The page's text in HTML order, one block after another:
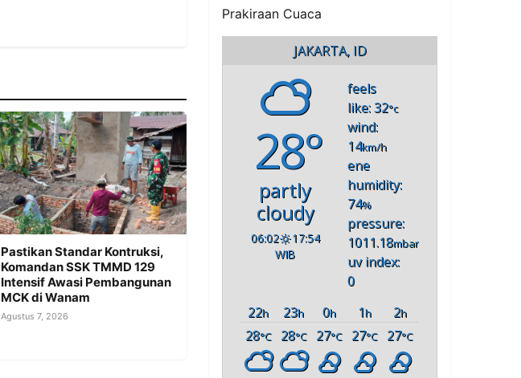
Pastikan Standar Kontruksi,
Komandan SSK TMMD 129
Intensif Awasi Pembangunan
MCK di Wanam
Agustus 7, 2026
Prakiraan Cuaca
JAKARTA, ID
28°
partly
cloudy
06:02
17:54
WIB
feels
like: 32°c
wind:
14km/h
ene
humidity:
74%
pressure:
1011.18mbar
uv index:
0
22h 23h 0h 1h 2h
28°C 28°C 27°C 27°C 27°C